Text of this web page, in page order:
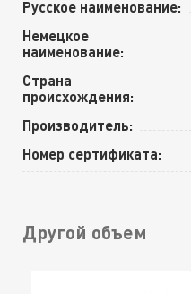
Русское наименование:
Немецкое
наименование:
Страна
происхождения:
Производитель:
Номер сертификата:
Другой объем